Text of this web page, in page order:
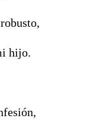
hijo.